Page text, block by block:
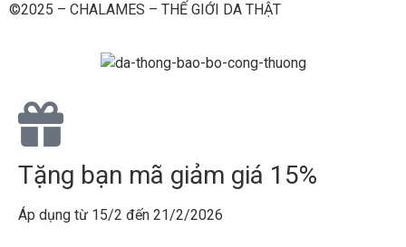
©2025 – CHALAMES – THẾ GIỚI DA THẬT
Tặng bạn mã giảm giá 15%
Áp dụng từ 15/2 đến 21/2/2026